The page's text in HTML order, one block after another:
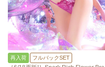
再入荷 フルバックSET